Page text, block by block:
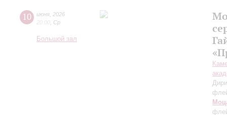
10 июня 2026
20:00 Ср
Большой зал